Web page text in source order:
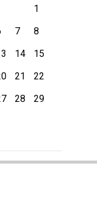
1
7
8
14
15
21
22
28
29